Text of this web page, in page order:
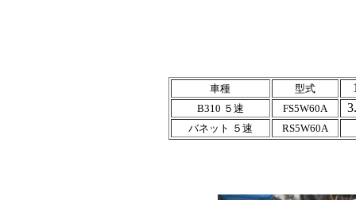
車種 型式
B310 ５速 FS5W60A
バネット ５速 RS5W60A